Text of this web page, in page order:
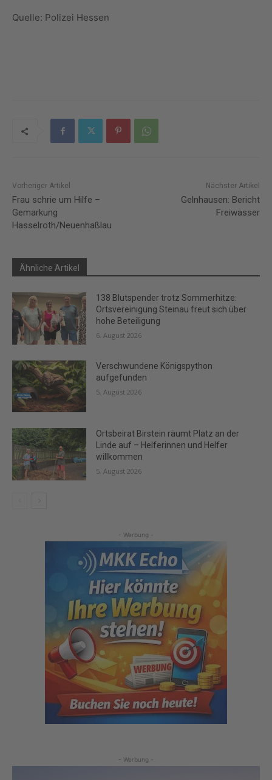
Quelle: Polizei Hessen
Vorheriger Artikel
Frau schrie um Hilfe –
Gemarkung
Hasselroth/Neuenhaßlau
Nächster Artikel
Gelnhausen: Bericht
Freiwasser
Ähnliche Artikel
138 Blutspender trotz Sommerhitze:
Ortsvereinigung Steinau freut sich über
hohe Beteiligung
6. August 2026
Verschwundene Königspython
aufgefunden
5. August 2026
Ortsbeirat Birstein räumt Platz an der
Linde auf – Helferinnen und Helfer
willkommen
5. August 2026
- Werbung -
- Werbung -